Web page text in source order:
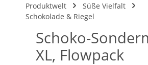
Produktwelt
Süße Vielfalt
Schokolade & Riegel
Schoko-
XL, Flowpack